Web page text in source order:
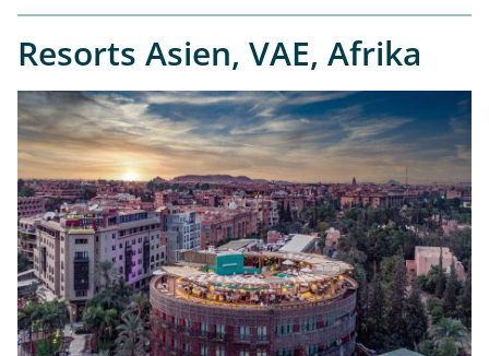
Resorts Asien, VAE, Afrika